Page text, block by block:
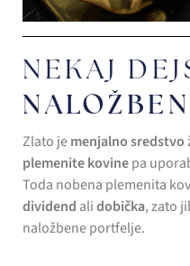
NEKAJ
Zlato jemenjalno sredstvo
plemenite kovinepa
Toda nobena plemenita
dividend alidobička, zato
naložbene portfelje.